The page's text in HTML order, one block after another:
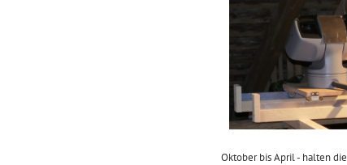
Oktober bis April - halten